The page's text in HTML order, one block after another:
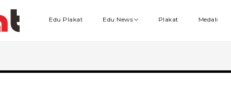
Edu Plakat Edu News Plakat Medali